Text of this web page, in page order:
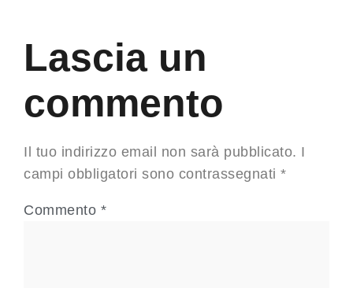
Lascia un
commento
Il tuo indirizzo email non sarà pubblicato. I
campi obbligatori sono contrassegnati *
Commento *